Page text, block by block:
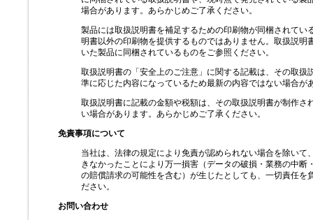
場合があります。あらかじめご了承ください。
製品には取扱説明書を補足するための印刷物が同梱されてい
明書以外の印刷物を提供するものではありません。取扱説明
いた製品に同梱されているものをご参照ください。
取扱説明書の「安全上のご注意」に関する記載は、その取扱
準に応じた内容になっているため最新の内容ではない場合が
取扱説明書に記載の金額や税額は、その取扱説明書が制作さ
い場合があります。あらかじめご了承ください。
免責事項について
当社は、法律の規定により免責が認められない場合を除い
きなかったことにより万一損害（データの破損・業務の中
の賠償請求の可能性を含む）が生じたとしても、一切責任を
ださい。
お問い合わせ